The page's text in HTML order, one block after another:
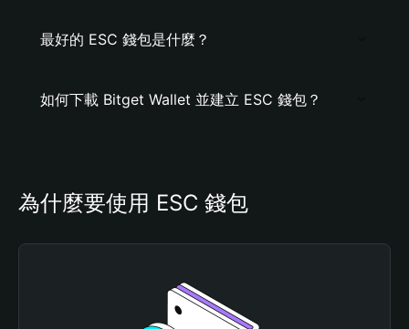
最好的 ESC 錢包是什麼？
如何下載 Bitget Wallet 並建立 ESC 錢包？
為什麼要使用 ESC 錢包